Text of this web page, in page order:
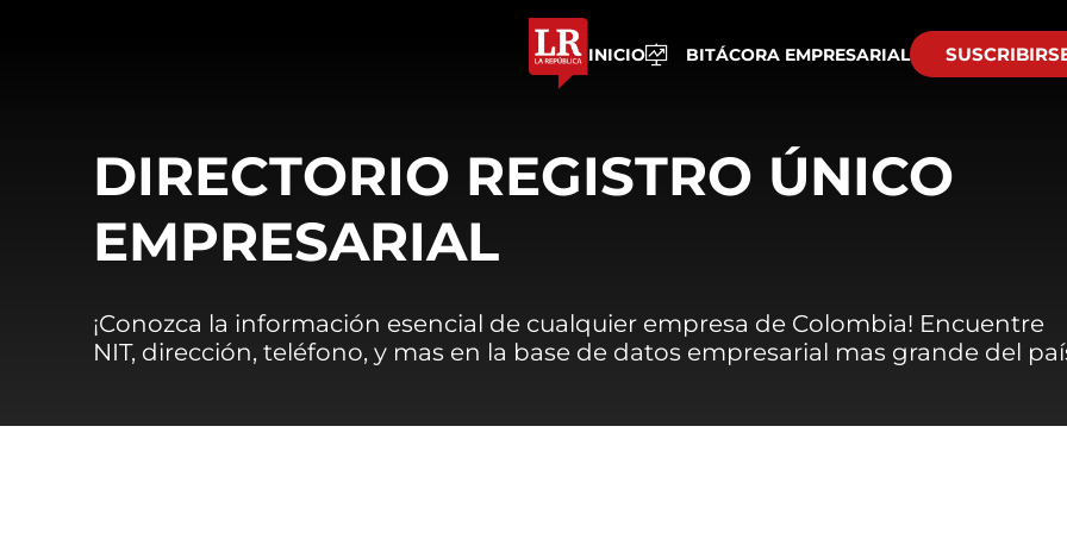
INICIO BITÁCORA EMPRESARIAL
DIRECTORIO REGISTRO ÚNICO
EMPRESARIAL
¡Conozca la información esencial de cualquier empresa de Colombia! Encuentre
NIT, dirección, teléfono, y mas en la base de datos empresarial mas grande del